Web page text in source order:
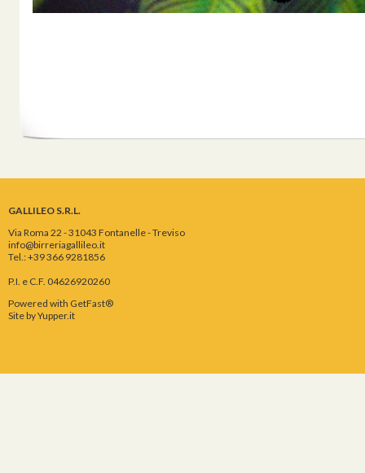
GALLILEO S.R.L.
Via Roma 22 - 31043 Fontanelle - Treviso
info@birreriagallileo.it
Tel.: +39 366 9281856
P.I. e C.F. 04626920260
Powered with GetFast®
Site byYupper.it